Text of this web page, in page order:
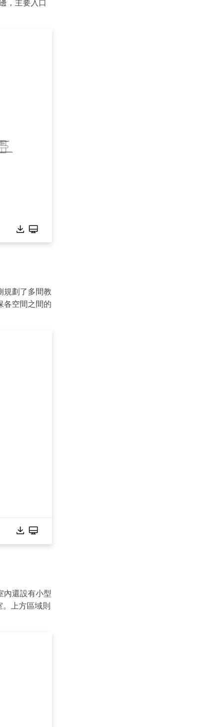
，主要入口
規劃了多間教
各空間之間的
內還設有小型
上方區域則
位平台。
個專用符號